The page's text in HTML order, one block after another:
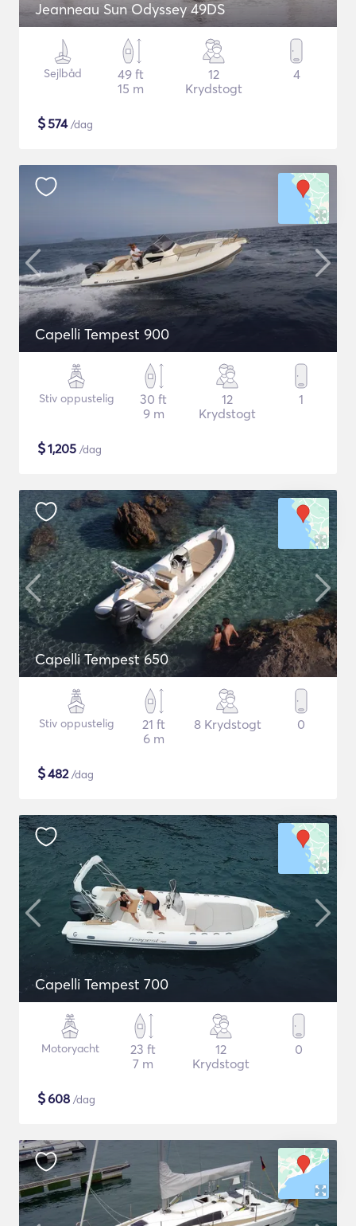
Jeanneau Sun Odyssey 49DS
Sejlbåd
49 ft
15 m
12
Krydstogt
4
$574/dag
Capelli Tempest 900
Stiv oppustelig
30 ft
9 m
12
Krydstogt
1
$1,205 /dag
Capelli Tempest 650
Stiv oppustelig
21 ft
6 m
8 Krydstogt 0
$482/dag
Capelli Tempest 700
Motoryacht
23 ft
7 m
12
Krydstogt
0
$608 /dag